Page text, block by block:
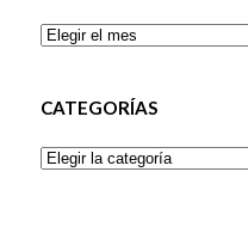
Archivos
CATEGORÍAS
Categorías